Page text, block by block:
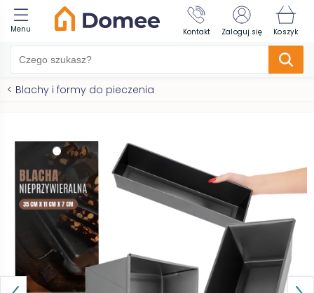
Menu Kontakt Zaloguj się Koszyk
< Blachy i formy do pieczenia